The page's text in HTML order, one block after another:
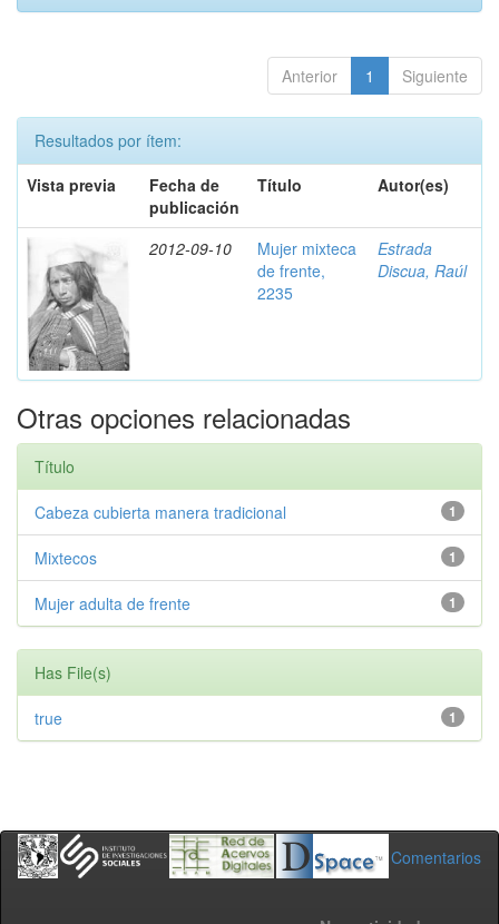
Anterior 1 Siguiente
Resultados por ítem:
Vista previa
Fecha de
publicación
Título Autor(es)
2012-09-10
Mujer mixteca
de frente,
2235
Estrada
Discua, Raúl
Otras opciones relacionadas
Título
1
Cabeza cubierta manera tradicional
1
Mixtecos
1
Mujer adulta de frente
Has File(s)
1
true
Comentarios